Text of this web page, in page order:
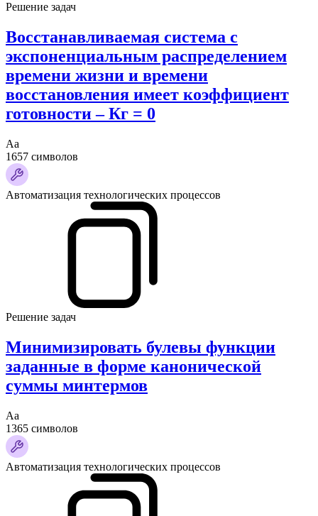
Решение задач
Восстанавливаемая система с
экспоненциальным распределением
времени жизни и времени
восстановления имеет коэффициент
готовности – Кг = 0
Аа
1657 символов
Автоматизация технологических процессов
Решение задач
Минимизировать булевы функции
заданные в форме канонической
суммы минтермов
Аа
1365 символов
Автоматизация технологических процессов